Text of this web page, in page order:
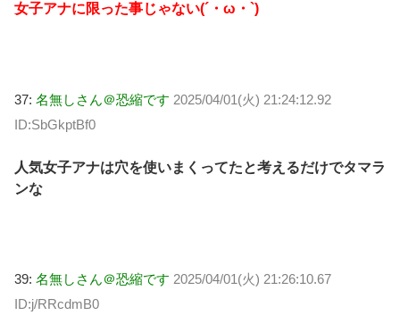
女子アナに限った事じゃない(´・ω・`)
37: 名無しさん＠恐縮です 2025/04/01(火) 21:24:12.92
ID:SbGkptBf0
人気女子アナは穴を使いまくってたと考えるだけでタマラ
ンな
39: 名無しさん＠恐縮です 2025/04/01(火) 21:26:10.67
ID:j/RRcdmB0